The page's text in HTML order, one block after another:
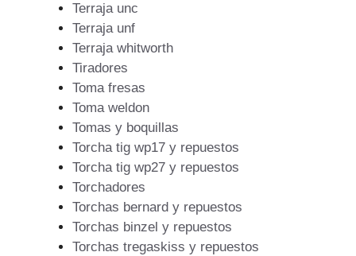
Terraja unc
Terraja unf
Terraja whitworth
Tiradores
Toma fresas
Toma weldon
Tomas y boquillas
Torcha tig wp17 y repuestos
Torcha tig wp27 y repuestos
Torchadores
Torchas bernard y repuestos
Torchas binzel y repuestos
Torchas tregaskiss y repuestos